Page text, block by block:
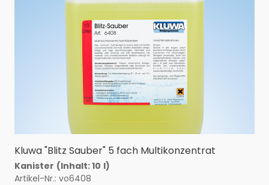
Kluwa "Blitz Sauber" 5 fach Multikonzentrat
Kanister (Inhalt: 10 l)
Artikel-Nr.: vo6408